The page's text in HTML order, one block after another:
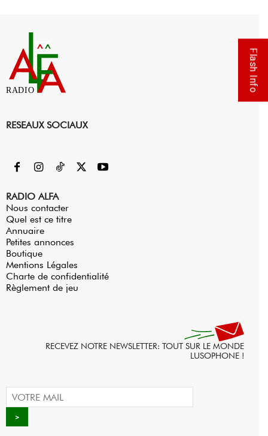
RADIO
RESEAUX SOCIAUX
RADIO ALFA
Nous contacter
Quel est ce titre
Annuaire
Petites annonces
Boutique
Mentions Légales
Charte de confidentialité
Règlement de jeu
RECEVEZ NOTRE NEWSLETTER: TOUT SUR LE MONDE
LUSOPHONE !
Flash Info